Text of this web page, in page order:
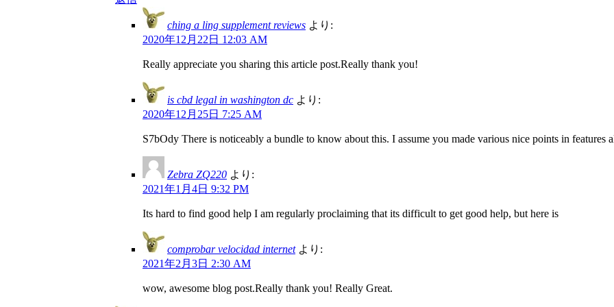
ching a ling supplement reviews より:
2020年12月22日 12:03 AM
Really appreciate you sharing this article post.Really thank you!
is cbd legal in washington dc より:
2020年12月25日 7:25 AM
S7bOdy There is noticeably a bundle to know about this. I assume you made various nice points in features
Zebra ZQ220 より:
2021年1月4日 9:32 PM
Its hard to find good help I am regularly proclaiming that its difficult to get good help, but here is
comprobar velocidad internet より:
2021年2月3日 2:30 AM
wow, awesome blog post.Really thank you! Really Great.